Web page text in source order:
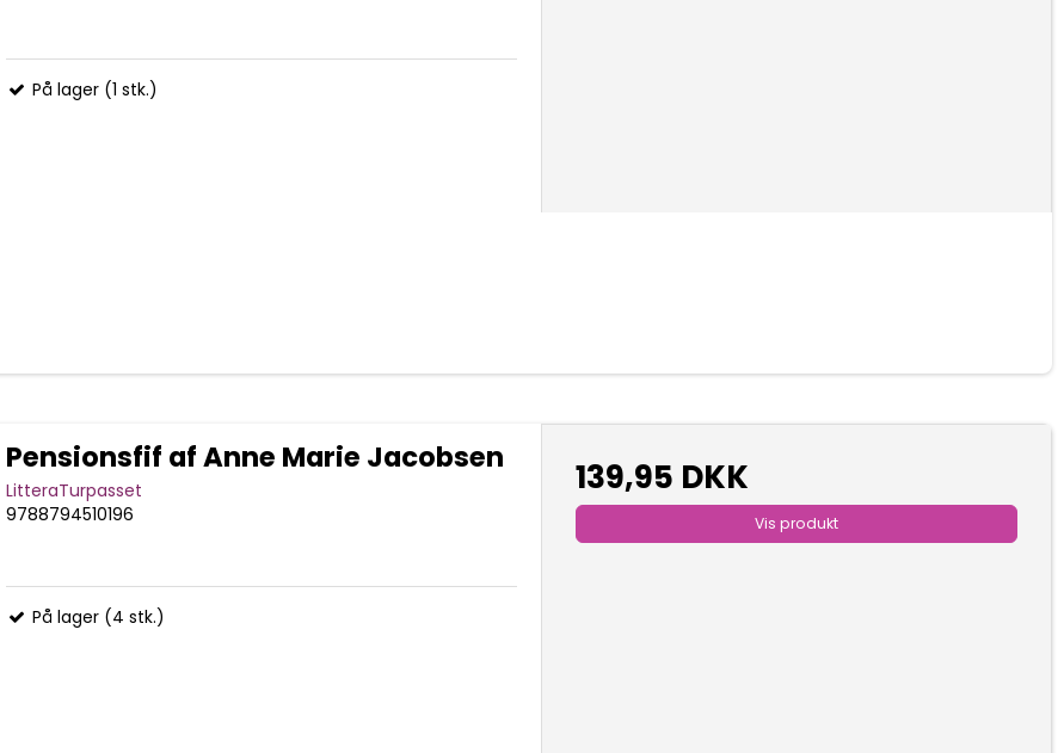
På lager (1 stk.)
Pensionsfif af Anne Marie Jacobsen
LitteraTurpasset
9788794510196
På lager (4 stk.)
139,95 DKK
Vis produkt